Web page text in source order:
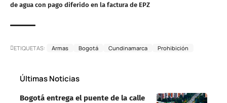
de agua con pago diferido en la factura de EPZ
ETIQUETAS: Armas Bogotá Cundinamarca Prohibición
Últimas Noticias
Bogotá entrega el puente de la calle